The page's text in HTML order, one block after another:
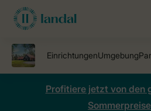
Profitiere jetzt von den